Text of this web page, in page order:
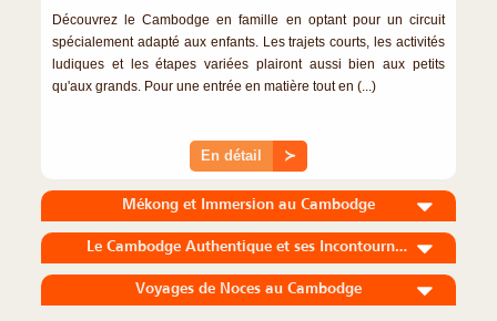
Découvrez le Cambodge en famille en optant pour un circuit
spécialement adapté aux enfants. Les trajets courts, les activités
ludiques et les étapes variées plairont aussi bien aux petits
qu'aux grands. Pour une entrée en matière tout en (...)
En détail ≻
Mékong et Immersion au Cambodge
Le Cambodge Authentique et ses Incontournables
Voyages de Noces au Cambodge